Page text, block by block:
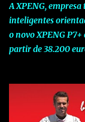
A XPENG,
inteligentes
o novo XPENG
partir de 38.200
num momento
mobilidade